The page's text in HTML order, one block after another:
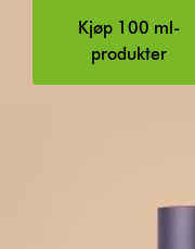
Kjøp 100 ml-
produkter